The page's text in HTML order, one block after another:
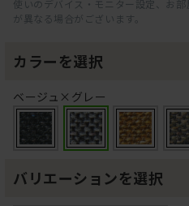
使いのデバイス・モニター設定、お
が異なる場合がございます。
カラーを選択
ベージュ×グレー
バリエーションを選択